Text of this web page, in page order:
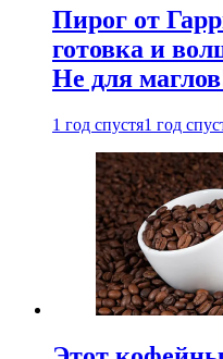
Пирог от
готовка и
Не для
1 год спустя1 год